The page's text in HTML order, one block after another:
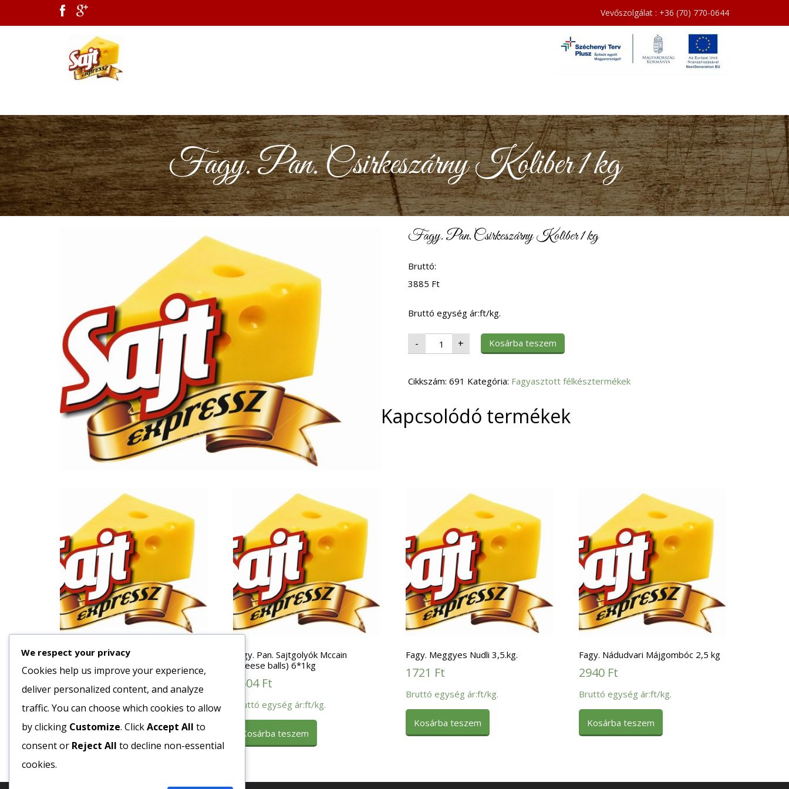
Vevőszolgálat : +36 (70) 770-0644
Fagy. Pan. Csirkeszárny Koliber 1 kg
Fagy. Pan. Csirkeszárny Koliber 1 kg
Bruttó:
3885 Ft
Bruttó egység ár:ft/kg.
- Fagy.
Pan.
Csirkeszárny
kg
+ Kosárba teszem
Cikkszám: 691 Kategória: Fagyasztott félkésztermékek
Kapcsolódó termékek
Fagy. Derelye Túrótöltelékes 1×10
kg
Ft
Bruttó egység ár:ft/kg.
Kosárba teszem
Fagy. Pan. Sajtgolyók Mccain
(cheese balls) 6*1kg
3504 Ft
Bruttó egység ár:ft/kg.
Kosárba teszem
Fagy. Meggyes Nudli 3,5.kg.
1721 Ft
Bruttó egység ár:ft/kg.
Kosárba teszem
Fagy. Nádudvari Májgombóc 2,5 kg
2940 Ft
Bruttó egység ár:ft/kg.
Kosárba teszem
We respect your privacy
Cookies help us improve your experience,
deliver personalized content, and analyze
traffic. You can choose which cookies to allow
by clicking Customize. ClickAccept All to
consent or Reject All to decline non-essential
cookies.